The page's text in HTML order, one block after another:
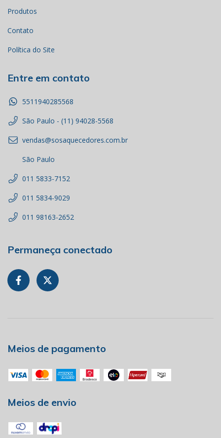
Produtos
Contato
Política do Site
Entre em contato
5511940285568
São Paulo - (11) 94028-5568
vendas@sosaquecedores.com.br
São Paulo
011 5833-7152
011 5834-9029
011 98163-2652
Permaneça conectado
Meios de pagamento
Meios de envio